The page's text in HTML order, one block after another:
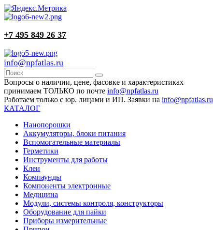
+7 495 849 26 37
info@npfatlas.ru
Вопросы о наличии, цене, фасовке и характеристиках
принимаем ТОЛЬКО по почте info@npfatlas.ru
Работаем только с юр. лицами и ИП. Заявки на info@npfatlas.ru
КАТАЛОГ
Нанопорошки
Аккумуляторы, блоки питания
Вспомогательные материалы
Герметики
Инструменты для работы
Клеи
Компаунды
Компоненты электронные
Медицина
Модули, системы контроля, конструкторы
Оборудование для пайки
Приборы измерительные